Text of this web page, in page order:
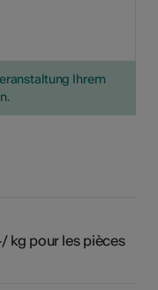
Ihrem
kg pour les pièces